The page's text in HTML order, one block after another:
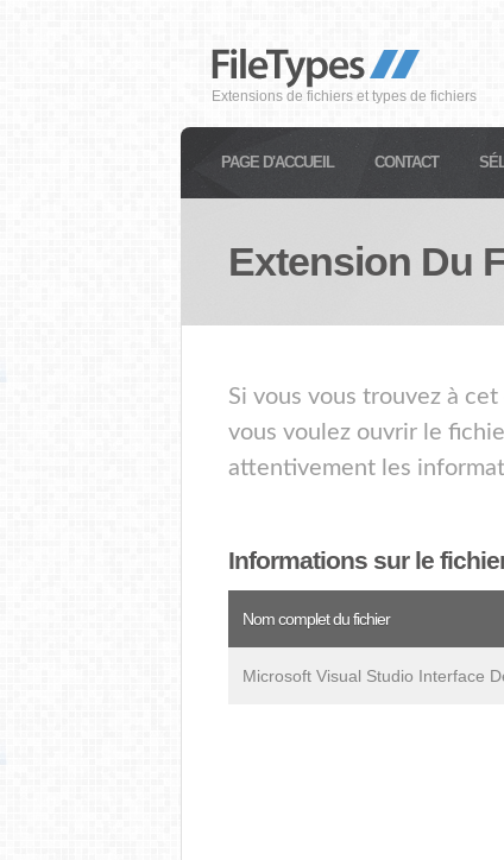
Extensions de fichiers et types de fichiers
PAGE D'ACCUEIL CONTACT
Extension Du
Si vous vous trouvez à
vous voulez ouvrir le
attentivement les
Informations sur le
Nom complet du fichier
Microsoft Visual Studio Interface